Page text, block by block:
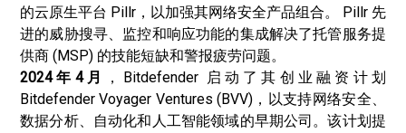
的云原生平台 Pillr，以加强其网络安全产品组合。 Pillr 先
进的威胁搜寻、监控和响应功能的集成解决了托管服务提
供商 (MSP) 的技能短缺和警报疲劳问题。
2024年4月
，Bitdefender 启动了其创业融资计划
Bitdefender Voyager Ventures (BVV)，以支持网络安全、
数据分析、自动化和人工智能领域的早期公司。该计划提